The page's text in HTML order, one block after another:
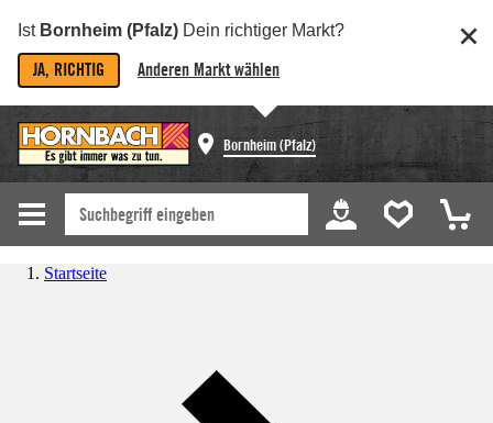
Ist Bornheim (Pfalz) Dein richtiger Markt?
JA, RICHTIG Anderen Markt wählen
Bornheim (Pfalz)
Startseite